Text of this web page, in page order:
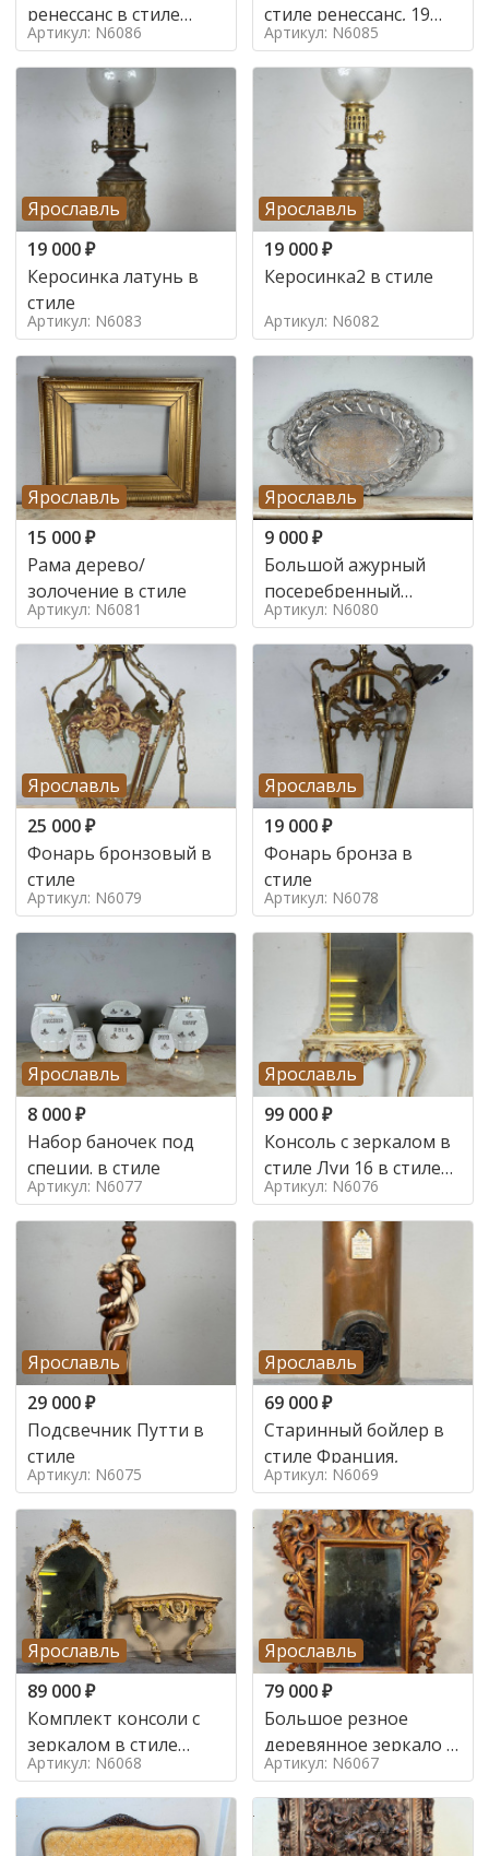
ренессанс в стиле
ренессанс,
Артикул: N6086
стиле ренессанс, 19
век
Артикул: N6085
Ярославль
19 000₽
Керосинка латунь в
стиле
Артикул: N6083
Ярославль
19 000₽
Керосинка2 в стиле
Артикул: N6082
Ярославль
15 000₽
Рама дерево/
золочение в стиле
Артикул: N6081
Ярославль
9 000₽
Большой ажурный
посеребренный
поднос в стиле
Артикул: N6080
Ярославль
25 000₽
Фонарь бронзовый в
стиле
Артикул: N6079
Ярославль
19 000₽
Фонарь бронза в
стиле
Артикул: N6078
Ярославль
8 000₽
Набор баночек под
специи. в стиле
Артикул: N6077
Ярославль
99 000₽
Консоль с зеркалом в
стиле Луи 16 в стиле
Луи 16, Италия,
Артикул: N6076
Ярославль
29 000₽
Подсвечник Путти в
стиле
Артикул: N6075
Ярославль
69 000₽
Старинный бойлер в
стиле Франция,
Артикул: N6069
Ярославль
89 000₽
Комплект консоли с
зеркалом в стиле
ренессанс,
Артикул: N6068
Ярославль
79 000₽
Большое резное
деревянное зеркало с
золочением в стиле
Артикул: N6067